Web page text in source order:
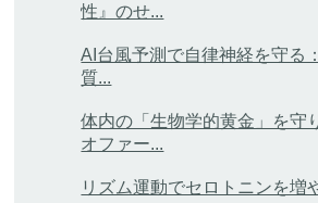
性』のせ...
AI台風予測で自律神経を守る
質...
体内の「生物学的黄金」を守
オファー...
リズム運動でセロトニンを増